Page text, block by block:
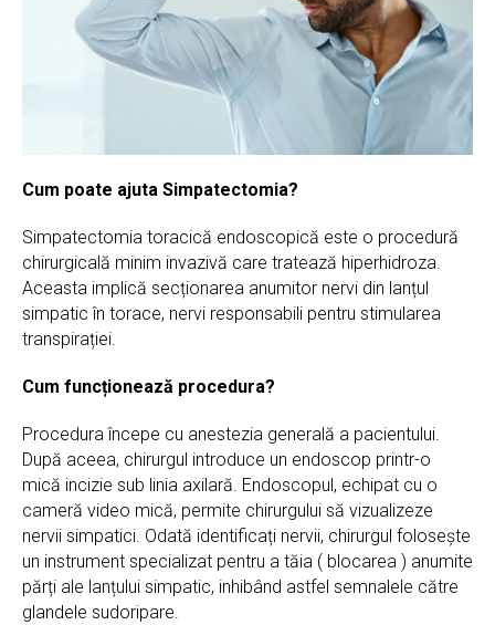
Cum poate ajuta Simpatectomia?
Simpatectomia toracică endoscopică este o procedură
chirurgicală minim invazivă care tratează hiperhidroza.
Aceasta implică secționarea anumitor nervi din lanțul
simpatic în torace, nervi responsabili pentru stimularea
transpirației.
Cum funcționează procedura?
Procedura începe cu anestezia generală a pacientului.
După aceea, chirurgul introduce un endoscop printr-o
mică incizie sub linia axilară. Endoscopul, echipat cu o
cameră video mică, permite chirurgului să vizualizeze
nervii simpatici. Odată identificați nervii, chirurgul folosește
un instrument specializat pentru a tăia ( blocarea ) anumite
părți ale lanțului simpatic, inhibând astfel semnalele către
glandele sudoripare.